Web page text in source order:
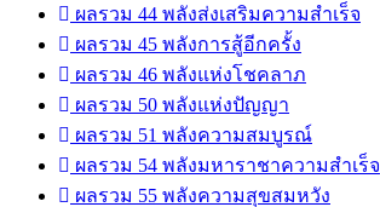
ผลรวม 44 พลังส่งเสริมความสำเร็จ
ผลรวม 45 พลังการสู้อีกครั้ง
ผลรวม 46 พลังแห่งโชคลาภ
ผลรวม 50 พลังแห่งปัญญา
ผลรวม 51 พลังความสมบูรณ์
ผลรวม 54 พลังมหาราชาความสำเร็จ
ผลรวม 55 พลังความสุขสมหวัง